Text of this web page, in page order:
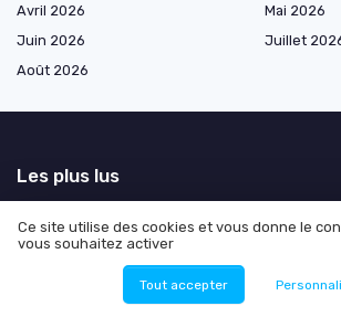
Avril 2026
Mai 2026
Juin 2026
Juillet
Août 2026
Les plus lus
nanotechnologie
Avis sur l'efficacité des chiffons en fibre de carbone
Les dangers potentiels de l'eau traitée par osmose
Ce site utilise des cookies et vous donne le
vous souhaitez activer
Tout accepter